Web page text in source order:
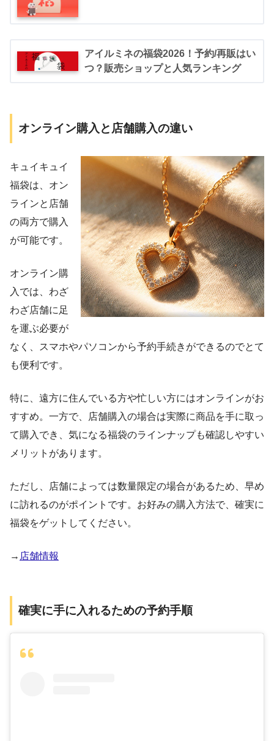
アイルミネの福袋2026！予約/再販はい
つ？販売ショップと人気ランキング
オンライン購入と店舗購入の違い
キュイキュイ
福袋は、オン
ラインと店舗
の両方で購入
が可能です。
オンライン購
入では、わざ
わざ店舗に足
を運ぶ必要が
なく、スマホやパソコンから予約手続きができるのでとて
も便利です。
特に、遠方に住んでいる方や忙しい方にはオンラインがお
すすめ。一方で、店舗購入の場合は実際に商品を手に取っ
て購入でき、気になる福袋のラインナップも確認しやすい
メリットがあります。
ただし、店舗によっては数量限定の場合があるため、早め
に訪れるのがポイントです。お好みの購入方法で、確実に
福袋をゲットしてください。
→ 店舗情報
確実に手に入れるための予約手順